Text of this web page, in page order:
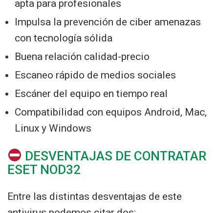
apta para profesionales
Impulsa la prevención de ciber amenazas
con tecnología sólida
Buena relación calidad-precio
Escaneo rápido de medios sociales
Escáner del equipo en tiempo real
Compatibilidad con equipos Android, Mac,
Linux y Windows
DESVENTAJAS DE CONTRATAR
ESET NOD32
Entre las distintas desventajas de este